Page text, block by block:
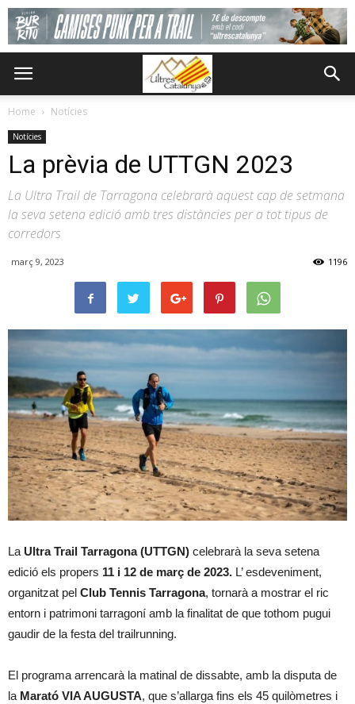
Home Notícies
Notícies
La prèvia de UTTGN 2023
La Ultra Trail de Tarragona celebrarà aquest cap de setmana
la seva setena edició amb tres distàncies per a tot tipus de
corredors
març 9, 2023 1196
La Ultra Trail Tarragona (UTTGN) celebrarà la seva setena
edició els propers 11 i 12 de març de 2023. L’ esdeveniment,
organitzat pel Club Tennis Tarragona, tornarà a mostrar el ric
entorn i patrimoni tarragoní amb la finalitat de que tothom pugui
gaudir de la festa del trailrunning.
El programa arrencarà la matinal de dissabte, amb la disputa de
la Marató VIA AUGUSTA, que s’allarga fins els 45 quilòmetres i